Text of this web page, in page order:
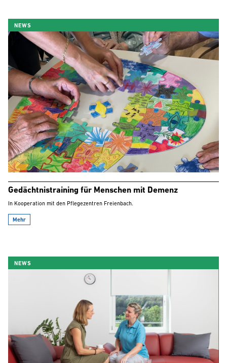
NEWS
Gedächtnistraining für Menschen mit Demenz
In Kooperation mit den Pflegezentren Freienbach.
Mehr
NEWS